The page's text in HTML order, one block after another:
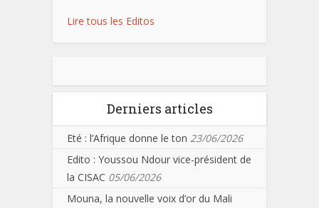
Lire tous les Editos
Derniers articles
Eté : l’Afrique donne le ton 23/06/2026
Edito : Youssou Ndour vice-président de
la CISAC 05/06/2026
Mouna, la nouvelle voix d’or du Mali